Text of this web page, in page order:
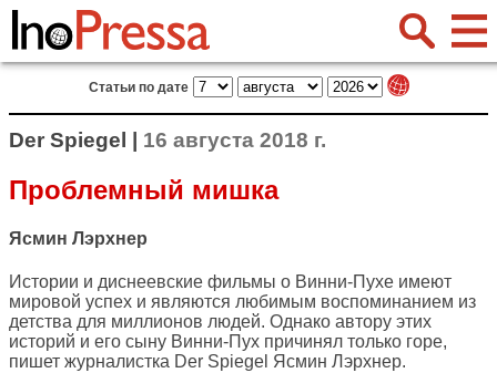
Статьи по дате
Der Spiegel | 16 августа 2018 г.
Проблемный мишка
Ясмин Лэрхнер
Истории и диснеевские фильмы о Винни-Пухе имеют
мировой успех и являются любимым воспоминанием из
детства для миллионов людей. Однако автору этих
историй и его сыну Винни-Пух причинял только горе,
пишет журналистка Der Spiegel Ясмин Лэрхнер.